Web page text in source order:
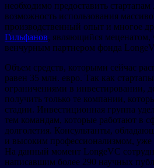
необходимо предоставить
возможность использования
производственный опыт и многое
Гильфанов, являющийся меценатом,
венчурным партнером фонда
Объем средств, которыми сейчас
равен 35 млн. евро. Так как
ограничениями в инвестировании,
получить только те компании,
стадии. Инвестиционная группа
тем командам, которые работают в
долголетия. Консультанты,
и высоким профессионализмом, уже
На данный момент LongeVC
написавшим более 290 научных